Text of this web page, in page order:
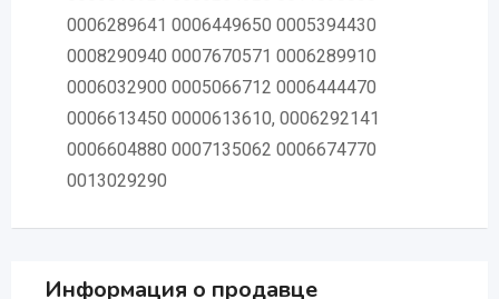
0006289641 0006449650 0005394430
0008290940 0007670571 0006289910
0006032900 0005066712 0006444470
0006613450 0000613610, 0006292141
0006604880 0007135062 0006674770
0013029290
Информация о продавце